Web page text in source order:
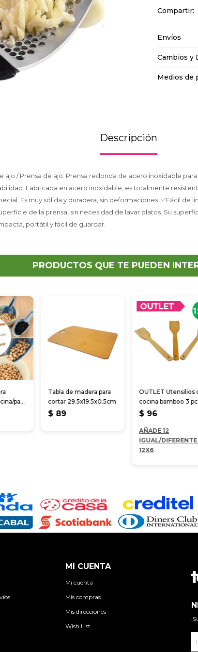
Envíos
Cambios y
Medios de
Descripción
ajo / Prensa de ajo: Prensa redonda de acero inoxidable
Fabricada en acero inoxidable, es totalmente
Es muy sólida y duradera, sin deformaciones. ✅Fácil de
de la prensa, sin necesidad de lavar platos. Su
portátil y fácil de guardar.
PRODUCTOS QUE TE PUEDEN
para
Tabla de madera para
cortar 29.5x19.5x0.5cm
$ 89
OUTLET Utensilios
cocina bamboo 3
28 cm
$ 96
AÑADE 12
IGUAL/
12X6
MI CUENTA
Mi cuenta
Mis compras
Mis direcciones
Wish List